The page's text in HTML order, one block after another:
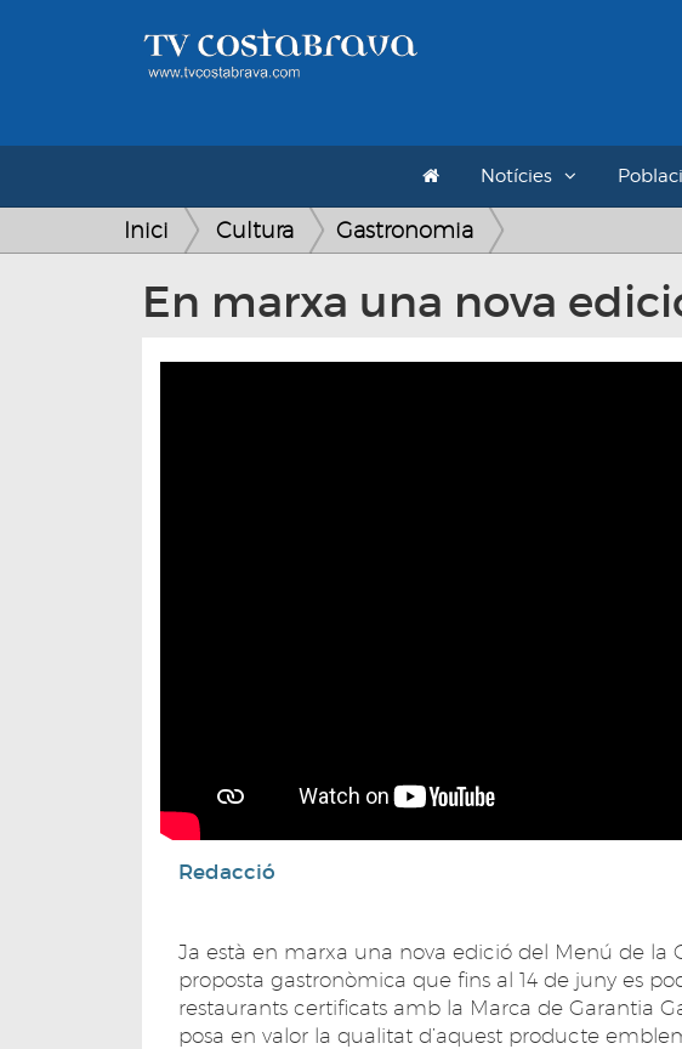
Notícies
Inici Cultura Gastronomia
En marxa una nova
Redacció
Ja està en marxa una nova edició del Menú de la
proposta gastronòmica que fins al 14 de juny es
restaurants certificats amb la Marca de Garantia
posa en valor la qualitat d’aquest producte